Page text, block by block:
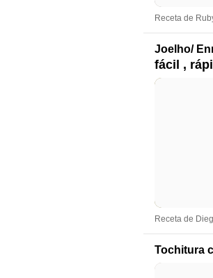
Receta de
Joelho/
fácil ,
Receta de
Tochitura